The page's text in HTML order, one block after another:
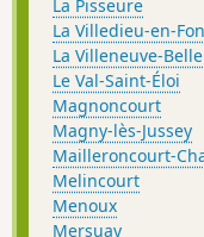
La Pisseure
La Villedieu-en-
La Villeneuve-
Le Val-Saint-Éloi
Magnoncourt
Magny-lès-Jussey
Mailleroncourt-
Melincourt
Menoux
Mersuay